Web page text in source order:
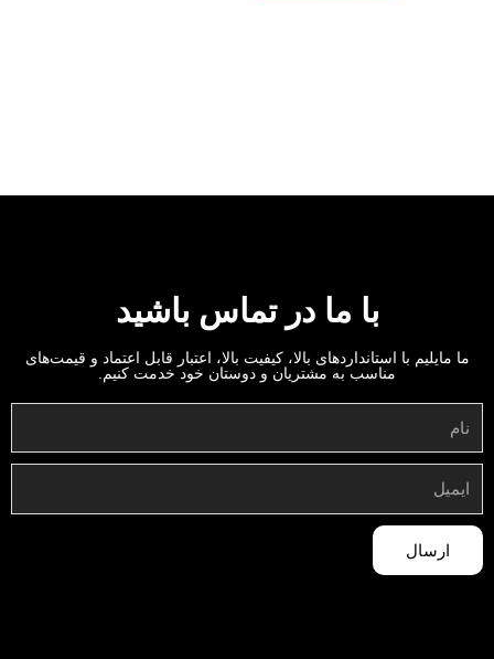
با ما در تماس باشید
ما مایلیم با استانداردهای بالا، کیفیت بالا، اعتبار قابل اعتماد و قیمت‌های
مناسب به مشتریان و دوستان خود خدمت کنیم.
ارسال